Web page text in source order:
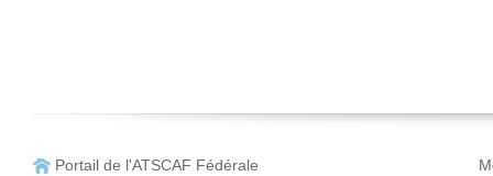
Portail de l'ATSCAF Fédérale